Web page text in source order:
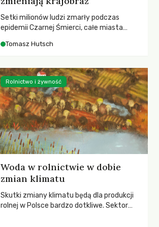
Setki milionów ludzi zmarły podczas
epidemii Czarnej Śmierci, całe miasta
pierwsze liście nowych dębów rozwijały
podnosiła się po jednej z największych
katastrof w swoich dziejach.
Tomasz Hutsch
Woda w rolnictwie w dobie
zmian klimatu
Skutki zmiany klimatu będą dla produkcji
rolnej w Polsce bardzo dotkliwe. Sektor
Rolnictwo i żywność